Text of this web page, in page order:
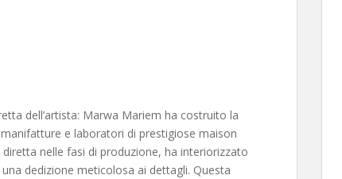
dell’artista: Marwa Mariem ha costruito la
e laboratori di prestigiose maison
nelle fasi di produzione, ha interiorizzato
dedizione meticolosa ai dettagli. Questa